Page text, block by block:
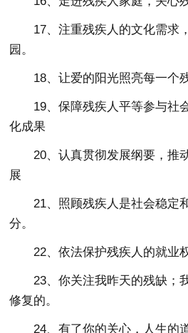
17、注重残疾人的文化需求
园。
18、让爱的阳光照亮每一个
19、保障残疾人平等参与社
化成果
20、认真贯彻发展纲要，推
展
21、照顾残疾人是社会稳定
分。
22、依法保护残疾人的就业权
23、你关注我昨天的残缺；
修复的。
24、有了你的关心，人生的道